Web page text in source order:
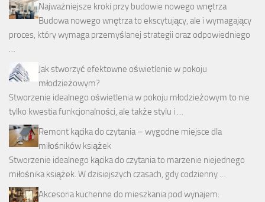
Najważniejsze kroki przy budowie nowego wnętrza
Budowa nowego wnętrza to ekscytujący, ale i wymagający
proces, który wymaga przemyślanej strategii oraz odpowiedniego
…
Jak stworzyć efektowne oświetlenie w pokoju
młodzieżowym?
Stworzenie idealnego oświetlenia w pokoju młodzieżowym to nie
tylko kwestia funkcjonalności, ale także stylu i …
Remont kącika do czytania – wygodne miejsce dla
miłośników książek
Stworzenie idealnego kącika do czytania to marzenie niejednego
miłośnika książek. W dzisiejszych czasach, gdy codzienny …
Akcesoria kuchenne do mieszkania pod wynajem: